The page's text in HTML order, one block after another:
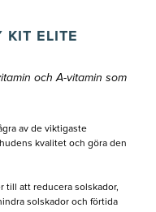
KIT ELITE
och A-vitamin som
av de viktigaste
kvalitet och göra den
till att reducera solskador,
solskador och förtida